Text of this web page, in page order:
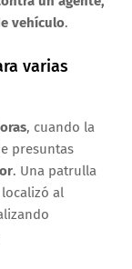
vehículo.
varias
, cuando la
presuntas
. Una patrulla
localizó al